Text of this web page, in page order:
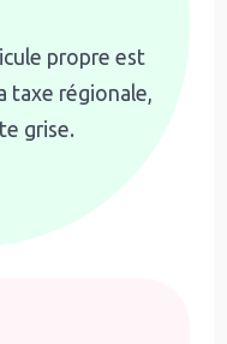
propre est
taxe régionale,
grise.